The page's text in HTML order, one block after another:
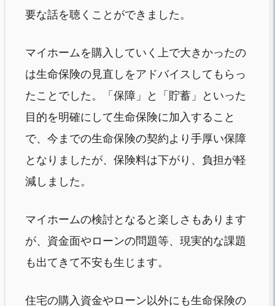
要な話を聴くことができました。
マイホームを購入していく上で大きかったの
は生命保険の見直しをアドバイスしてもらっ
たことでした。「保障」と「貯蓄」といった
目的を明確にして生命保険に加入すること
で、今までの生命保険の契約より手厚い保障
となりましたが、保険料は下がり、負担が軽
減しました。
マイホームの検討となると楽しさもあります
が、資金面やローンの問題等、現実的な課題
も出てきて不安も生じます。
住宅の購入資金やローン以外にも生命保険の